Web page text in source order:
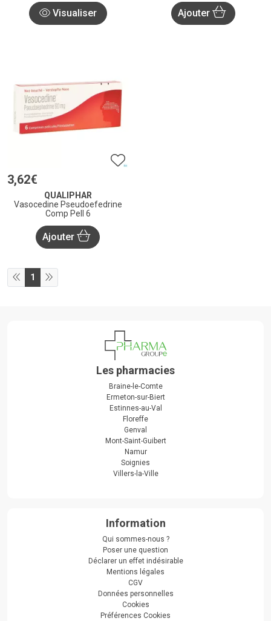
Visualiser Ajouter
3,62€
QUALIPHAR
Vasocedine Pseudoefedrine
Comp Pell 6
Ajouter
1
Les pharmacies
Braine-le-Comte
Ermeton-sur-Biert
Estinnes-au-Val
Floreffe
Genval
Mont-Saint-Guibert
Namur
Soignies
Villers-la-Ville
Information
Qui sommes-nous ?
Poser une question
Déclarer un effet indésirable
Mentions légales
CGV
Données personnelles
Cookies
Préférences Cookies